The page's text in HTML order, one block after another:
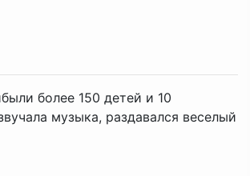
более 150 детей и 10
музыка, раздавался веселый